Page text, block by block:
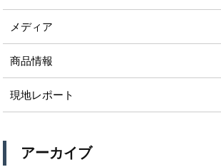
メディア
商品情報
現地レポート
アーカイブ